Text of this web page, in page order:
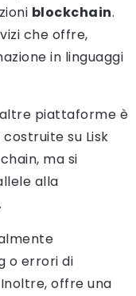
blockchain.
che offre,
in linguaggi
piattaforme è
su Lisk
ma si
alla
.
o errori di
offre una